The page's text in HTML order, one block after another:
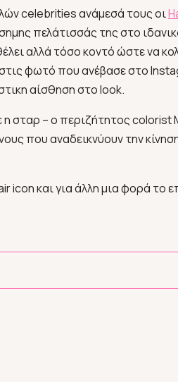
celebrities ανάμεσά τους οι
πελάτισσάς της στο
αλλά τόσο κοντό ώστε να
φωτό που ανέβασε στο
αίσθηση στο look.
η σταρ – ο περιζήτητος colorist
που αναδεικνύουν την
icon και για άλλη μια φορά το